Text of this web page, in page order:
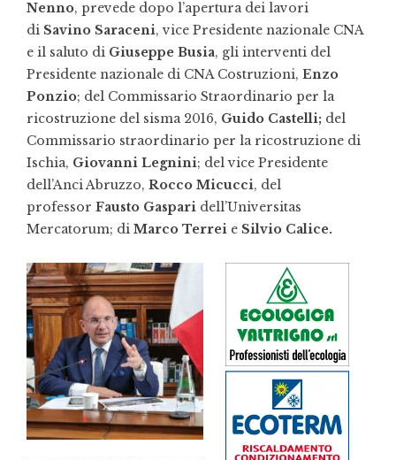
Nenno, prevede dopo l’apertura dei lavori
di Savino Saraceni, vice Presidente nazionale CNA
e il saluto di Giuseppe Busia, gli interventi del
Presidente nazionale di CNA Costruzioni, Enzo
Ponzio; del Commissario Straordinario per la
ricostruzione del sisma 2016, Guido Castelli; del
Commissario straordinario per la ricostruzione di
Ischia, Giovanni Legnini; del vice Presidente
dell’Anci Abruzzo, Rocco Micucci, del
professor Fausto Gaspari dell’Universitas
Mercatorum; di Marco Terrei e Silvio Calice.